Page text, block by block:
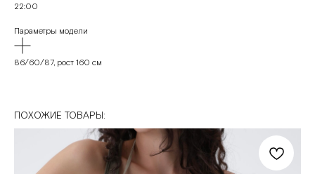
22:00
Параметры модели
86/60/87, рост 160 см
ПОХОЖИЕ ТОВАРЫ: